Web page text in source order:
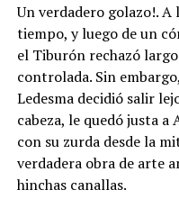
Un verdadero golazo!.
tiempo, y luego de un
el Tiburón rechazó
controlada. Sin
Ledesma decidió salir
cabeza, le quedó justa a
con su zurda desde la
verdadera obra de arte
hinchas canallas.